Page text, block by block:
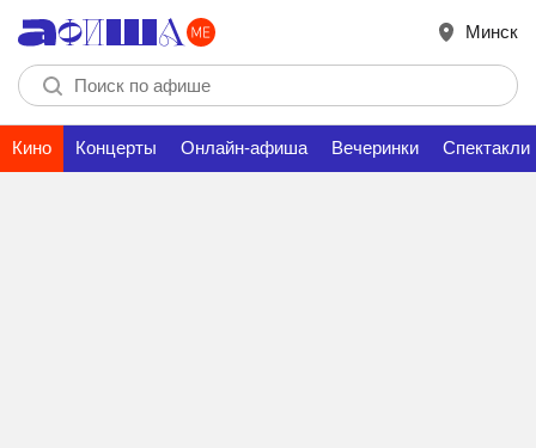
Минск
Кино Концерты Онлайн-афиша Вечеринки Спектакли